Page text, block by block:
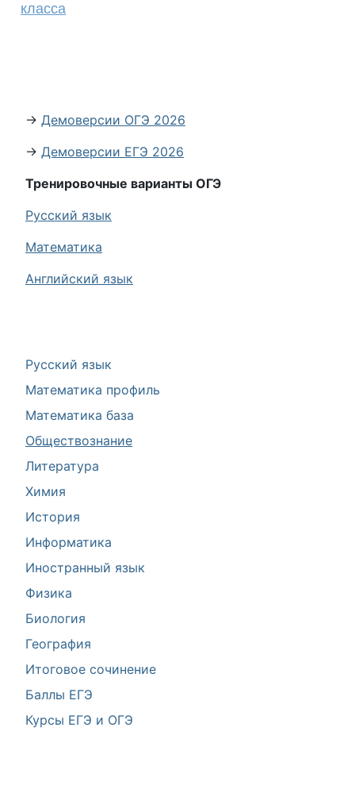
Русский язык
Математика профиль
Математика база
Обществознание
Литература
Химия
История
Информатика
Иностранный язык
Физика
Биология
География
Итоговое сочинение
Баллы ЕГЭ
Курсы ЕГЭ и ОГЭ
класса
→ Демоверсии ОГЭ 2026
→ Демоверсии ЕГЭ 2026
Тренировочные варианты ОГЭ
Русский язык
Математика
Английский язык